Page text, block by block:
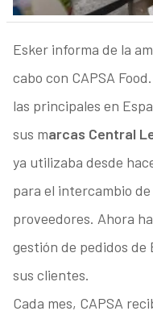
Esker informa de la
cabo con CAPSA
las principales en
sus marcas Central
ya utilizaba desde
para el intercambio
proveedores. Ahora
gestión de pedidos de
sus clientes.
Cada mes, CAPSA